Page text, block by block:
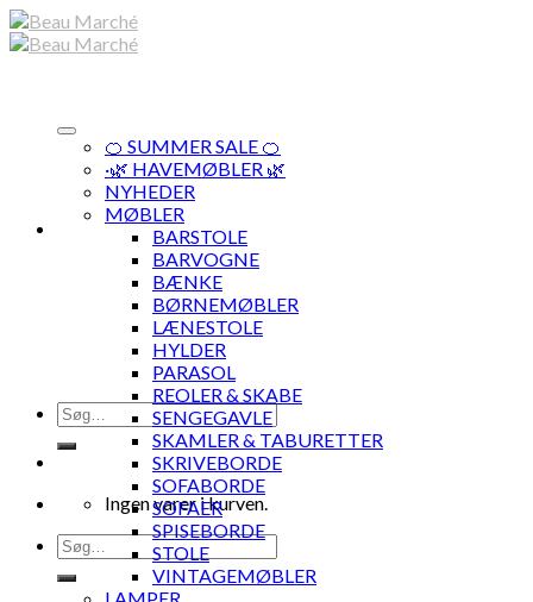
Skip
to
Søg
efter:
Ingen varer i kurven.
Søg
efter:
🍊 SUMMER SALE 🍊
·🌿 HAVEMØBLER 🌿
NYHEDER
MØBLER
BARSTOLE
BARVOGNE
BÆNKE
BØRNEMØBLER
LÆNESTOLE
HYLDER
PARASOL
REOLER & SKABE
SENGEGAVLE
SKAMLER & TABURETTER
SKRIVEBORDE
SOFABORDE
SOFAER
SPISEBORDE
STOLE
VINTAGEMØBLER